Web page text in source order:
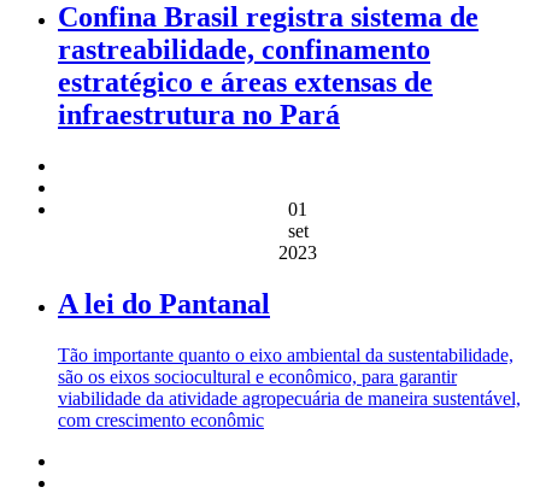
Confina Brasil registra sistema de
rastreabilidade, confinamento
estratégico e áreas extensas de
infraestrutura no Pará
01
set
2023
A lei do Pantanal
Tão importante quanto o eixo ambiental da sustentabilidade,
são os eixos sociocultural e econômico, para garantir
viabilidade da atividade agropecuária de maneira sustentável,
com crescimento econômic